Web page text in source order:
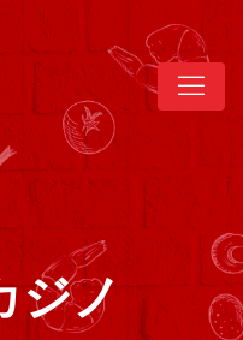
ジノ